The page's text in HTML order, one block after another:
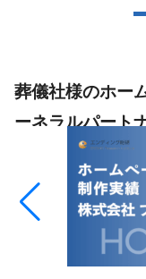
葬儀社様のチラ